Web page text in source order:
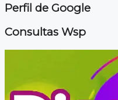
Perfil de Google
Consultas Wsp